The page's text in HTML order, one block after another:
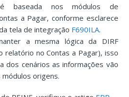
baseada nos módulos de
a Pagar, conforme esclarece
tela de integração F690ILA.
a mesma lógica da DIRF
relatório no Contas a Pagar), isso
dos cenários as informações vão
origens.